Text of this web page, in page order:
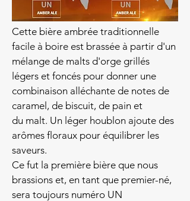
Cette bière ambrée traditionnelle
facile à boire est brassée à partir d'un
mélange de malts d'orge grillés
légers et foncés pour donner une
combinaison alléchante de notes de
caramel, de biscuit, de pain et
du malt. Un léger houblon ajoute des
arômes floraux pour équilibrer les
saveurs.
Ce fut la première bière que nous
brassions et, en tant que premier-né,
sera toujours numéro UN